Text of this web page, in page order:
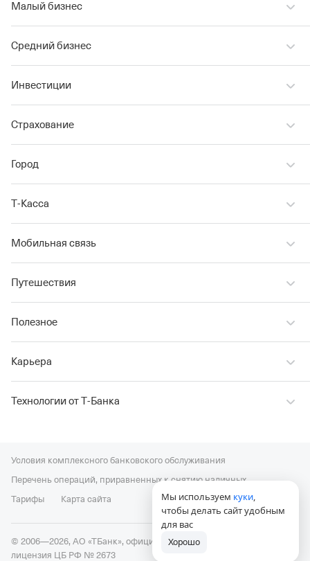
Малый бизнес
Средний бизнес
Инвестиции
Страхование
Город
Т‑Касса
Мобильная связь
Путешествия
Полезное
Карьера
Технологии от Т‑Банка
Условия комплексного банковского обслуживания
Перечень операций, приравненных к снятию наличных
Тарифы
Карта сайта
© 2006—2026, АО «ТБанк», официальный сайт,
лицензия ЦБ РФ № 2673
Мы используем куки,
чтобы делать сайт удобным
для вас
Хорошо